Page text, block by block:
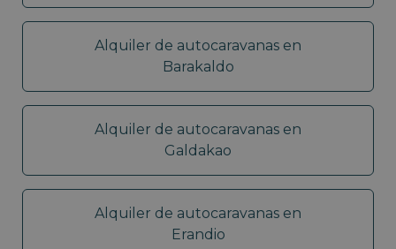
Alquiler de autocaravanas en
Barakaldo
Alquiler de autocaravanas en
Galdakao
Alquiler de autocaravanas en
Erandio